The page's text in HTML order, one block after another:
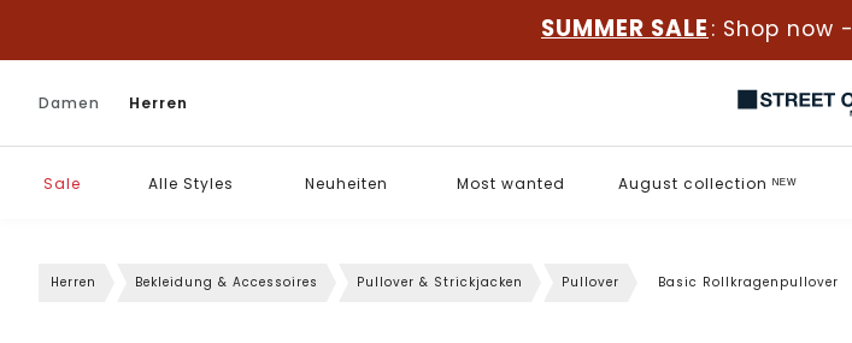
SUMMER SALE : Shop now -
Damen Herren
Sale Alle Styles Neuheiten Most wanted August collection ᴺᴱᵂ
Herren Bekleidung & Accessoires Pullover & Strickjacken Pullover Basic Rollkragenpullover